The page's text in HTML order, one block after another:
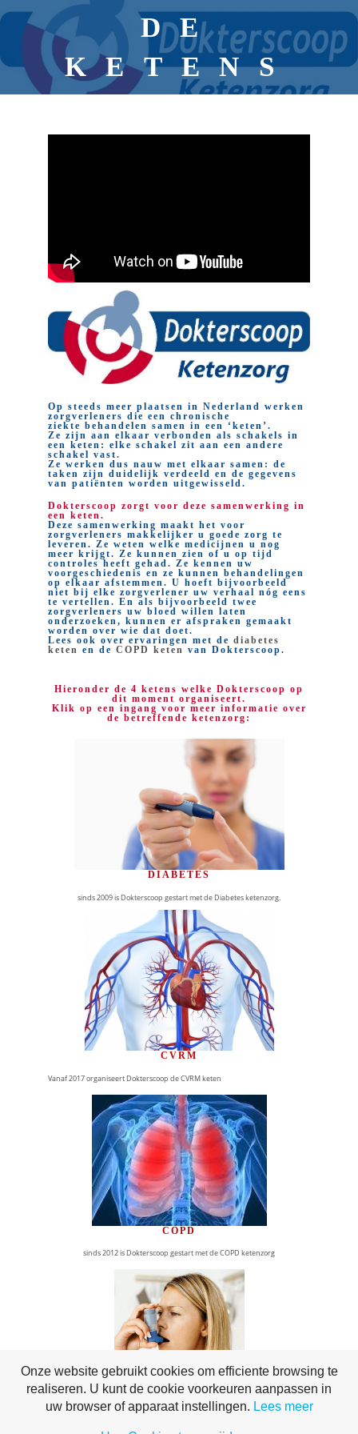
DE
KETENS
Op steeds meer plaatsen in Nederland werken
zorgverleners die een chronische
ziekte behandelen samen in een ‘keten’.
Ze zijn aan elkaar verbonden als schakels in
een keten: elke schakel zit aan een andere
schakel vast.
Ze werken dus nauw met elkaar samen: de
taken zijn duidelijk verdeeld en de gegevens
van patiënten worden uitgewisseld.
Dokterscoop zorgt voor deze samenwerking in
een keten.
Deze samenwerking maakt het voor
zorgverleners makkelijker u goede zorg te
leveren. Ze weten welke medicijnen u nog
meer krijgt. Ze kunnen zien of u op tijd
controles heeft gehad. Ze kennen uw
voorgeschiedenis en ze kunnen behandelingen
op elkaar afstemmen. U hoeft bijvoorbeeld
niet bij elke zorgverlener uw verhaal nóg eens
te vertellen. En als bijvoorbeeld twee
zorgverleners uw bloed willen laten
onderzoeken, kunnen er afspraken gemaakt
worden over wie dat doet.
Lees ook over ervaringen met de diabetes
keten en de COPD keten van Dokterscoop.
Hieronder de 4 ketens welke Dokterscoop op
dit moment organiseert.
Klik op een ingang voor meer informatie over
de betreffende ketenzorg:
DIABETES
sinds 2009 is Dokterscoop gestart met de Diabetes ketenzorg.
CVRM
Vanaf 2017 organiseert Dokterscoop de CVRM keten
COPD
sinds 2012 is Dokterscoop gestart met de COPD ketenzorg
ASTMA
Onze website gebruikt cookies om efficiente browsing te
realiseren. U kunt de cookie voorkeuren aanpassen in
uw browser of apparaat instellingen. Lees meer